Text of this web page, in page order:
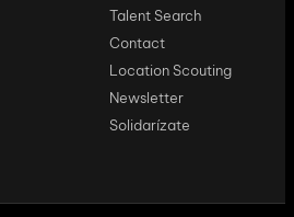
Talent Search
Contact
Location Scouting
Newsletter
Solidarízate